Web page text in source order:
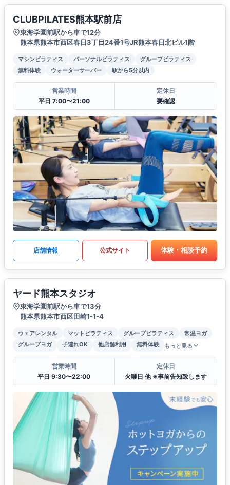
CLUBPILATES熊本駅前店
東海学園前駅から車で12分
熊本県熊本市西区春日3丁目24番1号JR熊本春日北ビル1階
マシンピラティス パーソナルピラティス
グループピラティス
無料体験
ウォーターサーバー 駅から5分以内
営業時間
平日 7:00〜21:00
定休日
要確認
店舗情報 公式サイト 体験・相談予約
ヤード熊本スタジオ
東海学園前駅から車で13分
熊本県熊本市西区田崎1-1-4
ウェアレンタル マットピラティス グループピラティス
常温ヨガ
グループヨガ
子連れOK 他店舗利用 無料体験 もっと見る
営業時間
平日 9:30〜22:00
定休日
火曜日 他 ※事前告知致します